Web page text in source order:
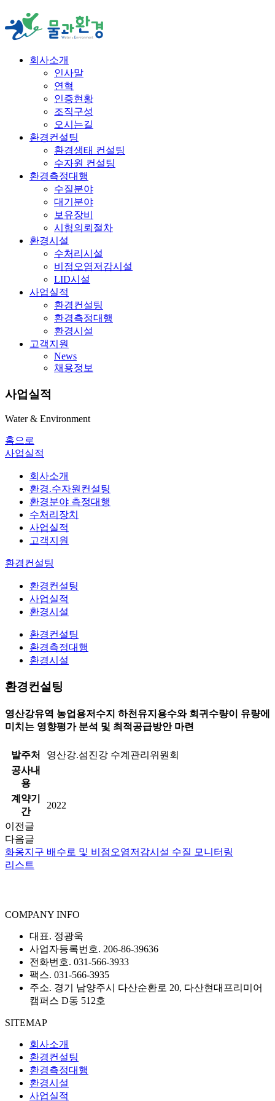
회사소개
인사말
연혁
인증현황
조직구성
오시는길
환경컨설팅
환경생태 컨설팅
수자원 컨설팅
환경측정대행
수질분야
대기분야
보유장비
시험의뢰절차
환경시설
수처리시설
비점오염저감시설
LID시설
사업실적
환경컨설팅
환경측정대행
환경시설
고객지원
News
채용정보
사업실적
Water & Environment
홈으로
사업실적
회사소개
환경.수자원컨설팅
환경분야 측정대행
수처리장치
사업실적
고객지원
환경컨설팅
환경컨설팅
사업실적
환경시설
환경컨설팅
환경측정대행
환경시설
환경컨설팅
영산강유역 농업용저수지 하천유지용수와 회귀수량이 유량에
미치는 영향평가 분석 및 최적공급방안 마련
발주처
영산강.섬진강 수계관리위원회
공사내
용
계약기
간
2022
이전글
다음글
화옹지구 배수로 및 비점오염저감시설 수질 모니터링
리스트
COMPANY INFO
대표. 정광욱
사업자등록번호. 206-86-39636
전화번호. 031-566-3933
팩스. 031-566-3935
주소. 경기 남양주시 다산순환로 20, 다산현대프리미어
캠퍼스 D동 512호
SITEMAP
회사소개
환경컨설팅
환경측정대행
환경시설
사업실적